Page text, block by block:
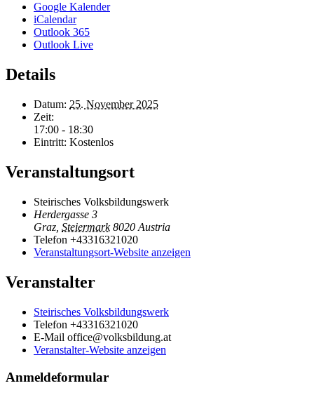
Google Kalender
iCalendar
Outlook 365
Outlook Live
Details
Datum: 25. November 2025
Zeit:
17:00 - 18:30
Eintritt: Kostenlos
Veranstaltungsort
Steirisches Volksbildungswerk
Herdergasse 3
Graz Steiermark 8020 Austria
Telefon +43316321020
Veranstaltungsort-Website anzeigen
Veranstalter
Steirisches Volksbildungswerk
Telefon +43316321020
E-Mail office@volksbildung.at
Veranstalter-Website anzeigen
Anmeldeformular